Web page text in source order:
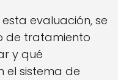
evaluación, se
de tratamiento
y qué
el sistema de